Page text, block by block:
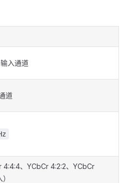
入通道
道
4:4:4、YCbCr 4:2:2、YCbCr